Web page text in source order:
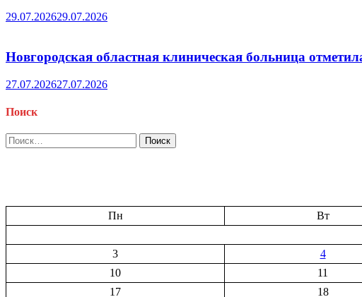
29.07.202629.07.2026
Новгородская областная клиническая больница
27.07.202627.07.2026
Поиск
Найти:
Пн
Вт
3 4
10
11
17
18